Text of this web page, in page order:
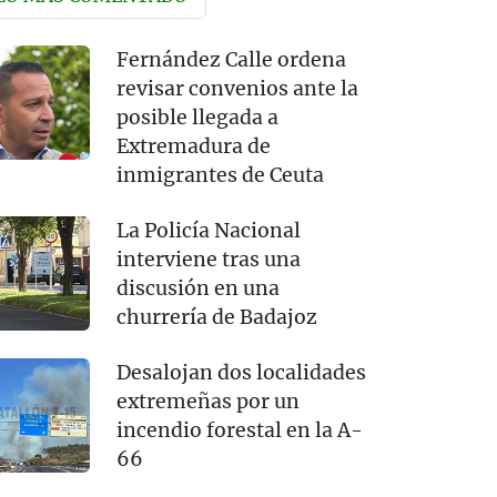
Fernández Calle ordena
revisar convenios ante la
posible llegada a
Extremadura de
inmigrantes de Ceuta
La Policía Nacional
interviene tras una
discusión en una
churrería de Badajoz
Desalojan dos localidades
extremeñas por un
incendio forestal en la A-
66